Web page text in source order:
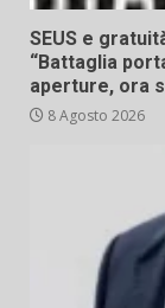
SEUS e
“Battaglia
aperture, ora
8 Agosto 2026